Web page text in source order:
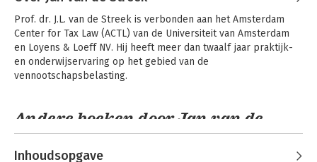
Prof. dr. J.L. van de Streek is verbonden aan het Amsterdam
Center for Tax Law (ACTL) van de Universiteit van Amsterdam
en Loyens & Loeff NV. Hij heeft meer dan twaalf jaar praktijk-
en onderwijservaring op het gebied van de
vennootschapsbelasting.
Andere boeken door Jan van de
Streek
Inhoudsopgave